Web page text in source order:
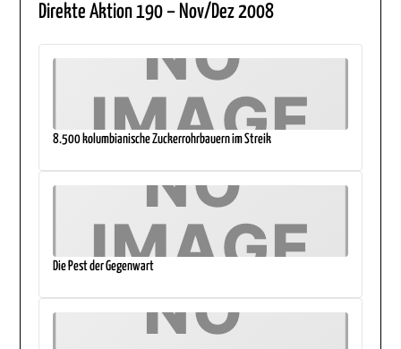
Direkte Aktion 190 – Nov/Dez 2008
8.500 kolumbianische Zuckerrohrbauern im Streik
Die Pest der Gegenwart